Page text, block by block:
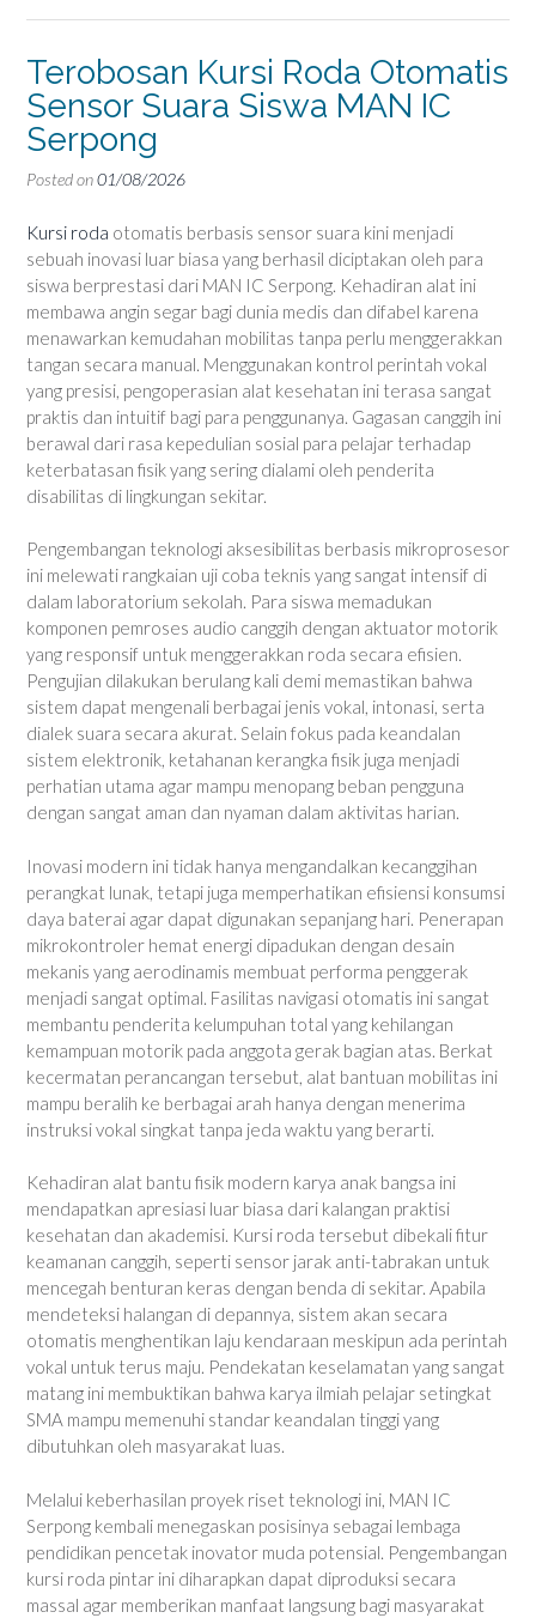
Terobosan Kursi Roda Otomatis
Sensor Suara Siswa MAN IC
Serpong
Posted on01/08/2026
Kursi roda otomatis berbasis sensor suara kini menjadi
sebuah inovasi luar biasa yang berhasil diciptakan oleh para
siswa berprestasi dari MAN IC Serpong. Kehadiran alat ini
membawa angin segar bagi dunia medis dan difabel karena
menawarkan kemudahan mobilitas tanpa perlu menggerakkan
tangan secara manual. Menggunakan kontrol perintah vokal
yang presisi, pengoperasian alat kesehatan ini terasa sangat
praktis dan intuitif bagi para penggunanya. Gagasan canggih ini
berawal dari rasa kepedulian sosial para pelajar terhadap
keterbatasan fisik yang sering dialami oleh penderita
disabilitas di lingkungan sekitar.
Pengembangan teknologi aksesibilitas berbasis mikroprosesor
ini melewati rangkaian uji coba teknis yang sangat intensif di
dalam laboratorium sekolah. Para siswa memadukan
komponen pemroses audio canggih dengan aktuator motorik
yang responsif untuk menggerakkan roda secara efisien.
Pengujian dilakukan berulang kali demi memastikan bahwa
sistem dapat mengenali berbagai jenis vokal, intonasi, serta
dialek suara secara akurat. Selain fokus pada keandalan
sistem elektronik, ketahanan kerangka fisik juga menjadi
perhatian utama agar mampu menopang beban pengguna
dengan sangat aman dan nyaman dalam aktivitas harian.
Inovasi modern ini tidak hanya mengandalkan kecanggihan
perangkat lunak, tetapi juga memperhatikan efisiensi konsumsi
daya baterai agar dapat digunakan sepanjang hari. Penerapan
mikrokontroler hemat energi dipadukan dengan desain
mekanis yang aerodinamis membuat performa penggerak
menjadi sangat optimal. Fasilitas navigasi otomatis ini sangat
membantu penderita kelumpuhan total yang kehilangan
kemampuan motorik pada anggota gerak bagian atas. Berkat
kecermatan perancangan tersebut, alat bantuan mobilitas ini
mampu beralih ke berbagai arah hanya dengan menerima
instruksi vokal singkat tanpa jeda waktu yang berarti.
Kehadiran alat bantu fisik modern karya anak bangsa ini
mendapatkan apresiasi luar biasa dari kalangan praktisi
kesehatan dan akademisi. Kursi roda tersebut dibekali fitur
keamanan canggih, seperti sensor jarak anti-tabrakan untuk
mencegah benturan keras dengan benda di sekitar. Apabila
mendeteksi halangan di depannya, sistem akan secara
otomatis menghentikan laju kendaraan meskipun ada perintah
vokal untuk terus maju. Pendekatan keselamatan yang sangat
matang ini membuktikan bahwa karya ilmiah pelajar setingkat
SMA mampu memenuhi standar keandalan tinggi yang
dibutuhkan oleh masyarakat luas.
Melalui keberhasilan proyek riset teknologi ini, MAN IC
Serpong kembali menegaskan posisinya sebagai lembaga
pendidikan pencetak inovator muda potensial. Pengembangan
kursi roda pintar ini diharapkan dapat diproduksi secara
massal agar memberikan manfaat langsung bagi masyarakat